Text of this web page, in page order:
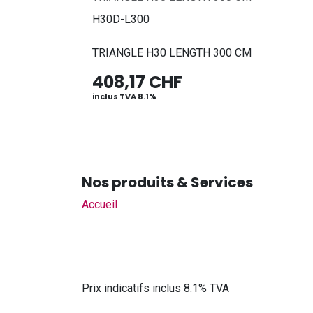
H30D-L300
TRIANGLE H30 LENGTH 300 CM
408,17 CHF
inclus TVA 8.1%
Nos produits & Services
Accueil
Prix indicatifs inclus 8.1% TVA